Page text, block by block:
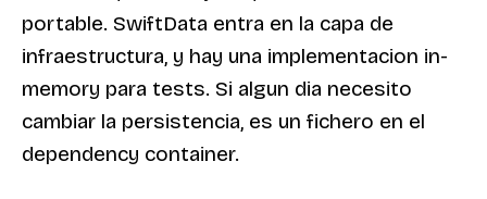
portable. SwiftData entra en la capa de
infraestructura, y hay una implementacion in-
memory para tests. Si algun dia necesito
cambiar la persistencia, es un fichero en el
dependency container.